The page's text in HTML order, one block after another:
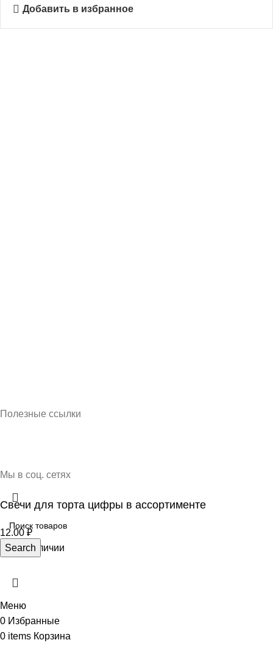
Добавить в избранное
Полезные ссылки
Мы в соц. сетях
Search
Свечи для торта цифры в ассортименте
12.00 ₽
Нет в наличии
Меню
0 Избранные
0 items Корзина